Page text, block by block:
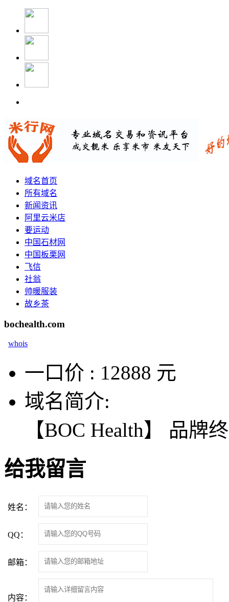
域名首页
所有域名
新闻资讯
阿里云米店
要运动
中国石材网
中国板栗网
飞信
社翁
帅暖服装
故乡茶
bochealth.com
whois
一口价 : 12888 元
域名简介:
【BOC Health】 品牌
给我留言
姓名：
QQ：
邮箱：
内容：